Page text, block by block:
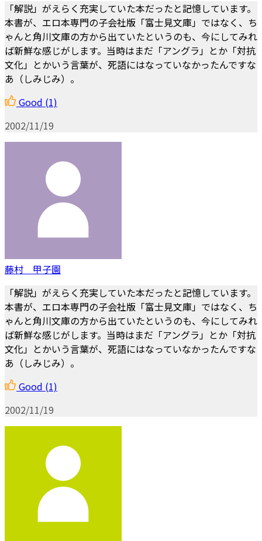
「解説」がえらく充実していた本だったと記憶しています。
本書が、エロ本専門の子会社版「富士見文庫」ではなく、ち
ゃんと角川文庫の方から出ていたというのも、今にしてみれ
ば新鮮な感じがします。当時はまだ「アングラ」とか「対抗
文化」とかいう言葉が、死語にはなっていなかったんですな
あ（しみじみ）。
Good (1)
2002/11/19
藤村 甲子園
「解説」がえらく充実していた本だったと記憶しています。
本書が、エロ本専門の子会社版「富士見文庫」ではなく、ち
ゃんと角川文庫の方から出ていたというのも、今にしてみれ
ば新鮮な感じがします。当時はまだ「アングラ」とか「対抗
文化」とかいう言葉が、死語にはなっていなかったんですな
あ（しみじみ）。
Good (1)
2002/11/19